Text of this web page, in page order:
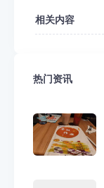
相关内容
热门资讯